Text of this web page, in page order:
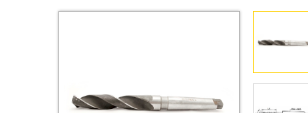
Дюймовый крепёж